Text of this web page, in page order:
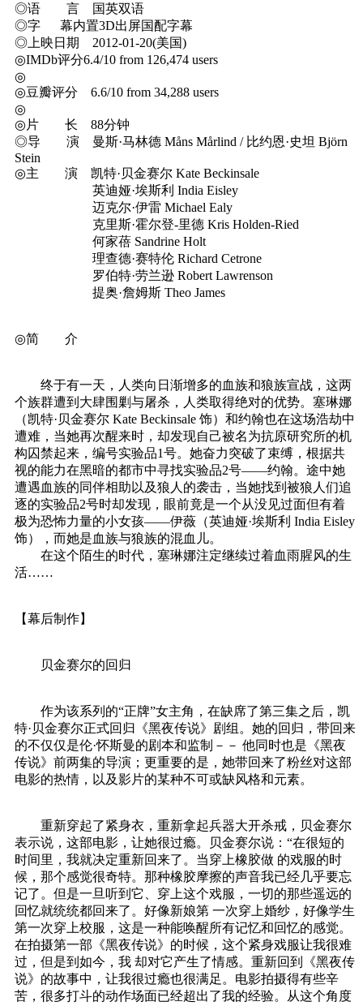
◎语 言 国英双语
◎字 幕内置3D出屏国配字幕
◎上映日期 2012-01-20(美国)
◎IMDb评分6.4/10 from 126,474 users
◎
◎豆瓣评分 6.6/10 from 34,288 users
◎
◎片 长 88分钟
◎导 演 曼斯·马林德 Måns Mårlind / 比约恩·史坦 Björn
Stein
◎主 演 凯特·贝金赛尔 Kate Beckinsale
英迪娅·埃斯利 India Eisley
迈克尔·伊雷 Michael Ealy
克里斯·霍尔登-里德 Kris Holden-Ried
何家蓓 Sandrine Holt
理查德·赛特伦 Richard Cetrone
罗伯特·劳兰逊 Robert Lawrenson
提奥·詹姆斯 Theo James
◎简 介
终于有一天，人类向日渐增多的血族和狼族宣战，这两
个族群遭到大肆围剿与屠杀，人类取得绝对的优势。塞琳娜
（凯特·贝金赛尔 Kate Beckinsale 饰）和约翰也在这场浩劫中
遭难，当她再次醒来时，却发现自己被名为抗原研究所的机
构囚禁起来，编号实验品1号。她奋力突破了束缚，根据共
视的能力在黑暗的都市中寻找实验品2号——约翰。途中她
遭遇血族的同伴相助以及狼人的袭击，当她找到被狼人们追
逐的实验品2号时却发现，眼前竟是一个从没见过面但有着
极为恐怖力量的小女孩——伊薇（英迪娅·埃斯利 India Eisley
饰），而她是血族与狼族的混血儿。
在这个陌生的时代，塞琳娜注定继续过着血雨腥风的生
活……
【幕后制作】
贝金赛尔的回归
作为该系列的“正牌”女主角，在缺席了第三集之后，凯
特·贝金赛尔正式回归《黑夜传说》剧组。她的回归，带回来
的不仅仅是伦·怀斯曼的剧本和监制－－ 他同时也是《黑夜
传说》前两集的导演；更重要的是，她带回来了粉丝对这部
电影的热情，以及影片的某种不可或缺风格和元素。
重新穿起了紧身衣，重新拿起兵器大开杀戒，贝金赛尔
表示说，这部电影，让她很过瘾。贝金赛尔说：“在很短的
时间里，我就决定重新回来了。当穿上橡胶做 的戏服的时
候，那个感觉很奇特。那种橡胶摩擦的声音我已经几乎要忘
记了。但是一旦听到它、穿上这个戏服，一切的那些遥远的
回忆就统统都回来了。好像新娘第 一次穿上婚纱，好像学生
第一次穿上校服，这是一种能唤醒所有记忆和回忆的感觉。
在拍摄第一部《黑夜传说》的时候，这个紧身戏服让我很难
过，但是到如今，我 却对它产生了情感。重新回到《黑夜传
说》的故事中，让我很过瘾也很满足。电影拍摄得有些辛
苦，很多打斗的动作场面已经超出了我的经验。从这个角度